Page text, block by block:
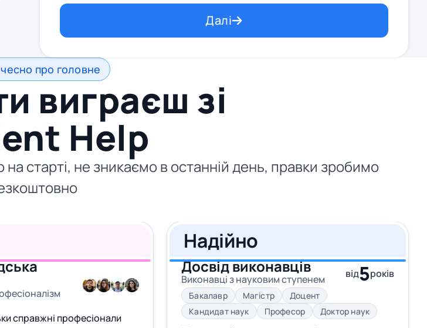
Далі
чесно про головне
виграєш зі
Help
старті, не зникаємо в останній день, правки зробимо
справжні професіонали
Надійно
Досвід виконавців
Виконавці з науковим ступенем від5років
Бакалавр Магістр
Доцент
Кандидат наук
Професор Доктор наук